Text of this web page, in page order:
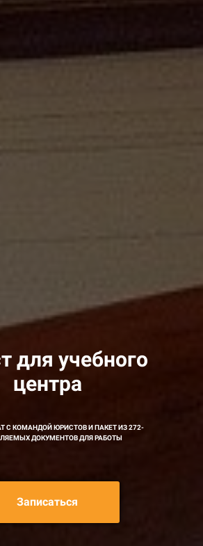
для учебного
центра
С КОМАНДОЙ ЮРИСТОВ И ПАКЕТ ИЗ 272-
ДОКУМЕНТОВ ДЛЯ РАБОТЫ
Записаться